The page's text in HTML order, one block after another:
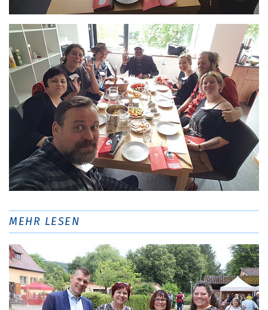
MEHR LESEN